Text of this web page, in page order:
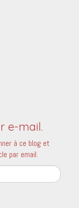
e-mail.
à ce blog et
par email.